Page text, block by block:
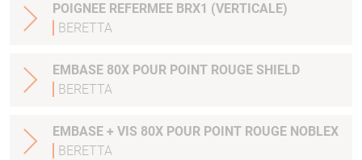
POIGNEE REFERMEE BRX1 (VERTICALE)
BERETTA
EMBASE 80X POUR POINT ROUGE SHIELD
BERETTA
EMBASE + VIS 80X POUR POINT ROUGE NOBLEX
BERETTA